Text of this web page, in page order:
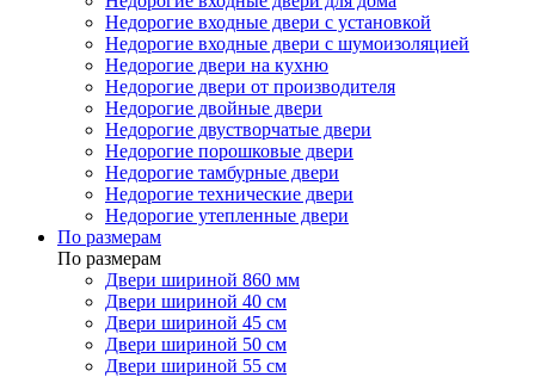
Недорогие входные двери с установкой
Недорогие входные двери с шумоизоляцией
Недорогие двери на кухню
Недорогие двери от производителя
Недорогие двойные двери
Недорогие двустворчатые двери
Недорогие порошковые двери
Недорогие тамбурные двери
Недорогие технические двери
Недорогие утепленные двери
По размерам
По размерам
Двери шириной 860 мм
Двери шириной 40 см
Двери шириной 45 см
Двери шириной 50 см
Двери шириной 55 см